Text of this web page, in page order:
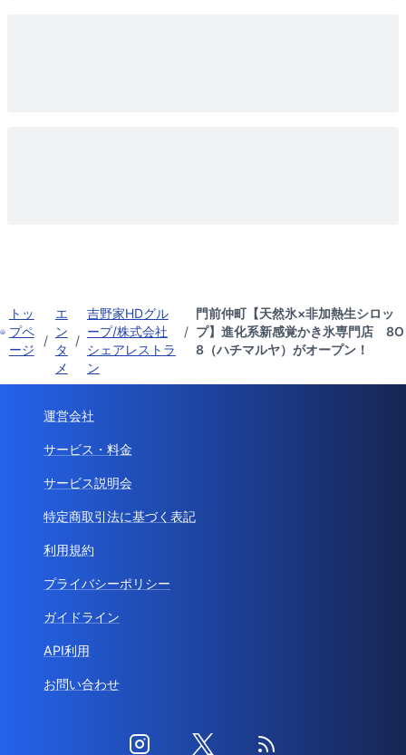
トッ
プペ
ージ
/
エ
ン
タ
メ
/
吉野家HDグル
ープ/株式会社
シェアレストラ
ン
/
門前仲町【天然氷×非加熱生シロッ
プ】進化系新感覚かき氷専門店 8O
8（ハチマルヤ）がオープン！
運営会社
サービス・料金
サービス説明会
特定商取引法に基づく表記
利用規約
プライバシーポリシー
ガイドライン
API利用
お問い合わせ